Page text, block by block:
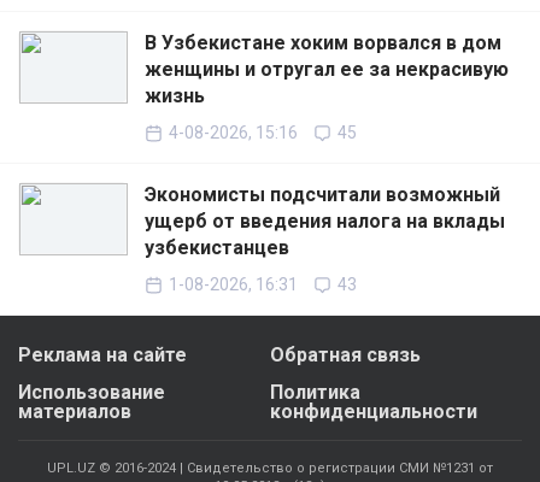
В Узбекистане хоким ворвался в дом
женщины и отругал ее за некрасивую
жизнь
4-08-2026, 15:16 45
Экономисты подсчитали возможный
ущерб от введения налога на вклады
узбекистанцев
1-08-2026, 16:31 43
Реклама на сайте
Обратная связь
Использование
материалов
Политика
конфиденциальности
UPL.UZ © 2016-2024 | Свидетельство о регистрации СМИ №1231 от